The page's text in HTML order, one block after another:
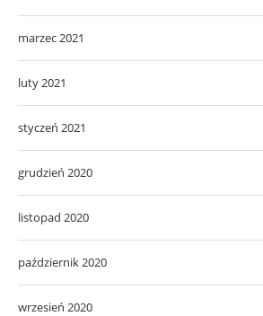
marzec 2021
luty 2021
styczeń 2021
grudzień 2020
listopad 2020
październik 2020
wrzesień 2020